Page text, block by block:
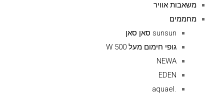
משאבות אוויר
מחממים
sunsun סאן סאן
גופי חימום מעל 500 W
NEWA
EDEN
.aquael